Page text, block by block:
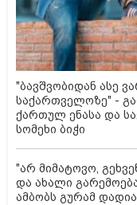
"ბავშვობიდან ასე
საქართველოზე" -
ქართულ ენასა და
სომეხი ბიჭი
"არ მიმატოვო,
და ახალი
ამბობს გურამ